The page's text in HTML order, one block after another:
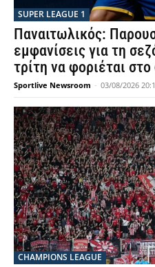
SUPER LEAGUE 1
Παναιτωλικός:
εμφανίσεις για τη
τρίτη να φοριέται
Sportlive Newsroom - 03/08/2026
CHAMPIONS LEAGUE